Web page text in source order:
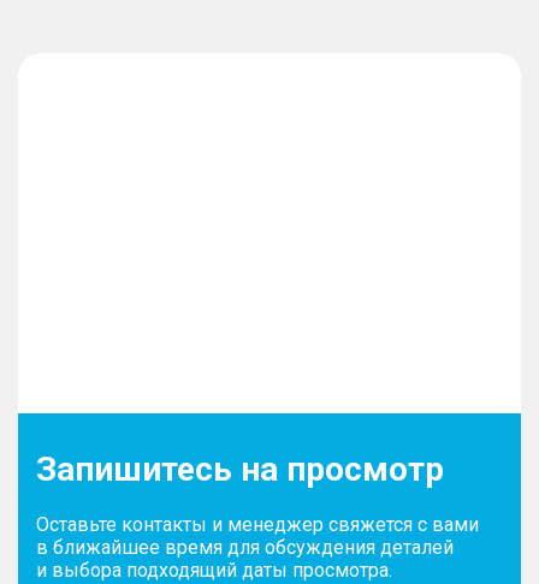
Запишитесь на просмотр
Оставьте контакты и менеджер свяжется с вами
в ближайшее время для обсуждения деталей
и выбора подходящий даты просмотра.